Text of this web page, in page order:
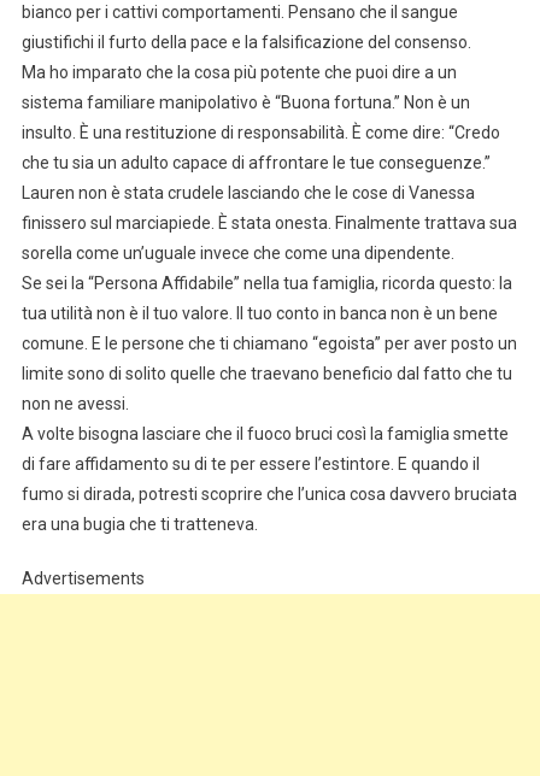
bianco per i cattivi comportamenti. Pensano che il sangue
giustifichi il furto della pace e la falsificazione del consenso.
Ma ho imparato che la cosa più potente che puoi dire a un
sistema familiare manipolativo è “Buona fortuna.” Non è un
insulto. È una restituzione di responsabilità. È come dire: “Credo
che tu sia un adulto capace di affrontare le tue conseguenze.”
Lauren non è stata crudele lasciando che le cose di Vanessa
finissero sul marciapiede. È stata onesta. Finalmente trattava sua
sorella come un’uguale invece che come una dipendente.
Se sei la “Persona Affidabile” nella tua famiglia, ricorda questo: la
tua utilità non è il tuo valore. Il tuo conto in banca non è un bene
comune. E le persone che ti chiamano “egoista” per aver posto un
limite sono di solito quelle che traevano beneficio dal fatto che tu
non ne avessi.
A volte bisogna lasciare che il fuoco bruci così la famiglia smette
di fare affidamento su di te per essere l’estintore. E quando il
fumo si dirada, potresti scoprire che l’unica cosa davvero bruciata
era una bugia che ti tratteneva.
Advertisements